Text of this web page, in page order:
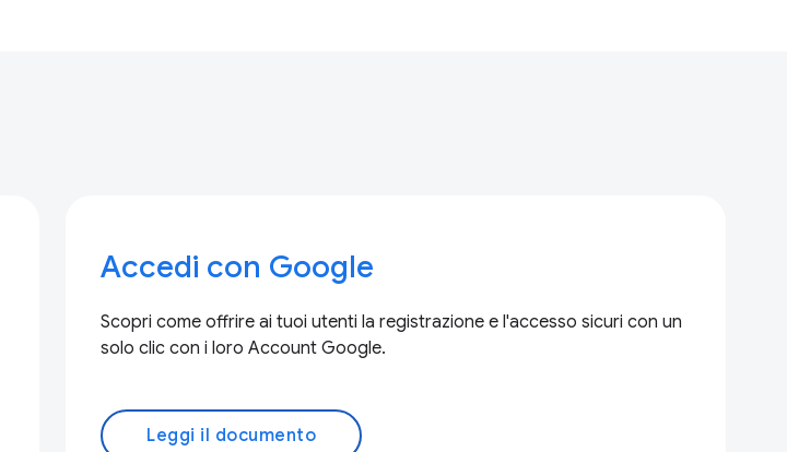
Accedi con Google
Scopri come offrire ai tuoi utenti la registrazione e l'accesso sicuri con un
solo clic con i loro Account Google.
Leggi il documento